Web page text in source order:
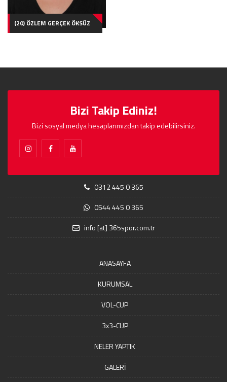
(20) ÖZLEM GERÇEK ÖKSÜZ
Bizi Takip Ediniz!
Bizi sosyal medya hesaplarımızdan takip edebilirsiniz.
0312 445 0 365
0544 445 0 365
info [at] 365spor.com.tr
ANASAYFA
KURUMSAL
VOL-CUP
3x3-CUP
NELER YAPTIK
GALERİ